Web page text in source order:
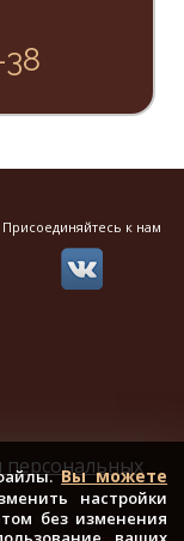
Присоединяйтесь к нам
Вы можете
настройки
без изменения